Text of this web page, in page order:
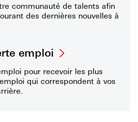
communauté de talents afin
des dernières nouvelles à
emploi
pour recevoir les plus
qui correspondent à vos